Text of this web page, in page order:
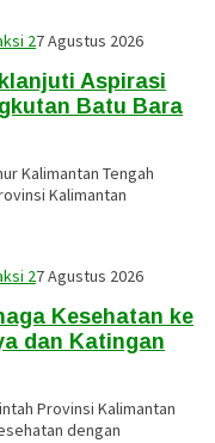
27 Agustus 2026
Aspirasi
Batu Bara
Kalimantan Tengah
Kalimantan
27 Agustus 2026
Kesehatan ke
dan Katingan
Provinsi Kalimantan
dengan